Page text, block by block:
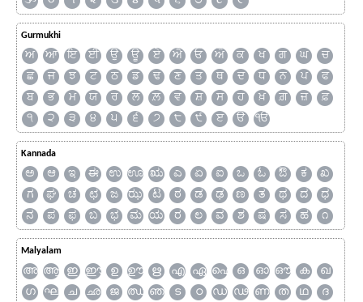
Gurmukhi
ਅ ਆ ਇ ਈ ਉ ਊ ਏ ਐ ਓ ਔ ਕ ਖ ਗ ਘ
ਚ
ਛ
ਜ ਝ ਟ ਠ ਡ ਢ ਣ ਤ ਥ ਦ ਧ ਨ ਪ
ਫ
ਬ
ਭ ਮ ਯ ਰ ਲ ਲ਼ ਵ ਸ਼ ਸ ਹ ਖ਼ ਗ਼ ਜ਼
ਫ਼
੧
੨ ੩ ੪ ੫ ੬ ੭ ੮ ੯ ੲ ੳ ੴ
Kannada
ಅ ಆ ಇ ಈ ಉ ಊ ಋ ಎ ಏ ಐ ಒ ಓ ಔ ಕ
ಖ
ಗ
ಘ ಚ ಛ ಜ ಝ ಟ ಠ ಡ ಢ ಣ ತ ಥ ದ
ಧ
ನ
ಪ ಫ ಬ ಭ ಮ ಯ ರ ಲ ವ ಶ ಷ ಸ ಹ ೧
Malyalam
അ ആ ഇ ഈ ഉ ഊ ഋ എ ഏ ഐ ഒ ഓ ഔ ക
ഖ
ഗ
ഘ ച ഛ ജ ഝ ഞ ട ഠ ഡ ഢ ണ ത ഥ
ദ